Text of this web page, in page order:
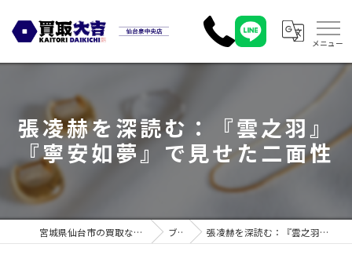
張凌赫を深読む：『雲之羽』
『寧安如夢』で見せた二面性
宮城県仙台市の買取なら買取大吉 仙台泉中央店 ブログ 張凌赫を深読む：『雲之羽』『寧安如夢』で見せた二面性